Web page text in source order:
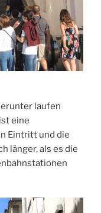
laufen
eine
Eintritt und die
länger, als es die